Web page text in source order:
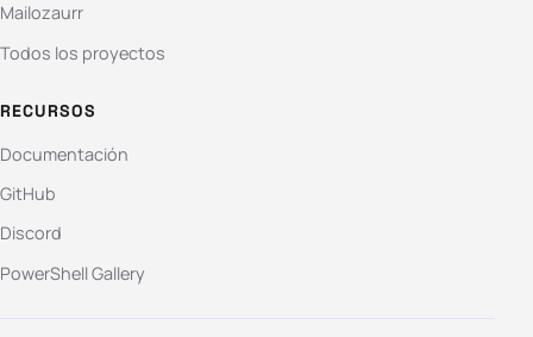
Mailozaurr
Todos los proyectos
RECURSOS
Documentación
GitHub
Discord
PowerShell Gallery